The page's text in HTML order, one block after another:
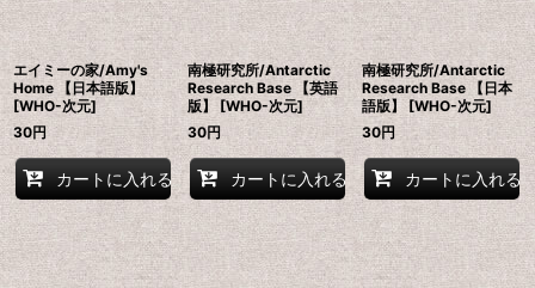
エイミーの家/Amy's
Home 【日本語版】
[WHO-次元]
30円
カートに入れる
南極研究所/Antarctic
Research Base 【英語
版】 [WHO-次元]
30円
カートに入れる
南極研究所/Antarctic
Research Base 【日本
語版】 [WHO-次元]
30円
カートに入れる